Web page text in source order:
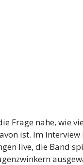
Frage nahe, wie
ist. Im
live, die Band